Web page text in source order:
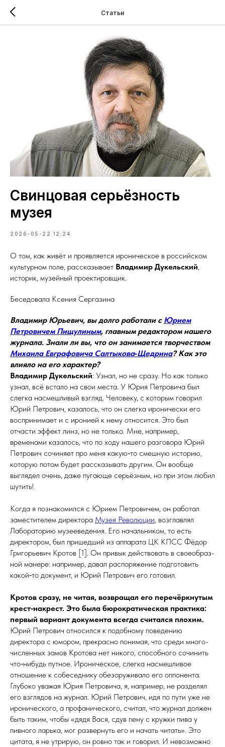
Статьи
Свинцовая серьёзность
музея
2026-05-22 12:24
О том, как живёт и проявляется ироническое в российском
культурном поле, рассказывает Владимир Дукельский,
историк, музейный проектировщик.
Беседовала Ксения Сергазина
Владимир Юрьевич, вы долго работали с Юрием
Петровичем Пищулиным, главным редактором нашего
журнала. Знали ли вы, что он занимается творчеством
Михаила Евграфовича Салтыкова‑Щедрина? Как это
влияло на его характер?
Владимир Дукельский: Узнал, но не сразу. Но как только
узнал, всё встало на свои места. У Юрия Петровича был
слегка насмешливый взгляд. Человеку, с которым говорил
Юрий Петрович, казалось, что он слегка иронически его
воспринимает и с иронией к нему относится. Это был
отчасти эффект линз, но не только. Мне, например,
временами казалось, что по ходу нашего разговора Юрий
Петрович сочиняет про меня какую‑то смешную историю,
которую потом будет рассказывать другим. Он вообще
выглядел очень, даже пугающе серьёзным, но при этом любил
шутить!
Когда я познакомился с Юрием Петровичем, он работал
заместителем директора Музея Революции, возглавлял
Лабораторию музееведения. Его начальником, то есть
директором, был пришедший из аппарата ЦК КПСС Фёдор
Григорьевич Кротов [1]. Он привык действовать в свое­образ­
ной манере: например, давал распоряжение подготовить
какой‑то документ, и Юрий Петрович его готовил.
Кротов сразу, не читая, возвращал его перечёркнутым
крест‑накрест. Это была бюрократическая практика:
первый вариант документа всегда считался плохим.
Юрий Петрович относился к подобному поведению
директора с юмором, прекрасно понимая, что среди много­
чис­лен­ных замов Кротова нет никого, способного сочинить
что‑нибудь путное. Ироническое, слегка насмешливое
отношение к собеседнику обезоруживало его оппонента.
Глубоко уважая Юрия Петровича, я, например, не разделял
его взглядов на журнал. Юрий Петрович, идя по пути уже не
иронического, а профанического, считал, что журнал должен
быть таким, чтобы «дядя Вася, сдув пену с кружки пива у
пивного ларька, мог развернуть его и начать читать». Это
цитата, я не утрирую, он ровно так и говорил. И невозможно